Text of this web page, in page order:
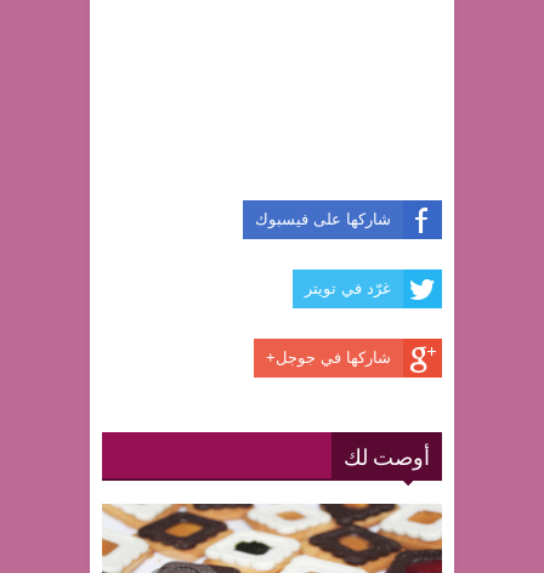
شاركها على فيسبوك
غرّد في تويتر
شاركها في جوجل+
أوصت لك